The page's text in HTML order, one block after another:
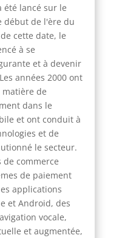
été lancé sur le
début de l'ère du
cette date, le
à se
et à devenir
années 2000 ont
de
dans le
et ont conduit à
et de
le secteur.
de commerce
de paiement
applications
et Android, des
vocale,
et augmentée,